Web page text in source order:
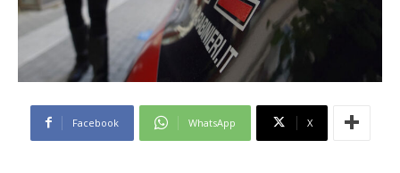
Facebook WhatsApp X